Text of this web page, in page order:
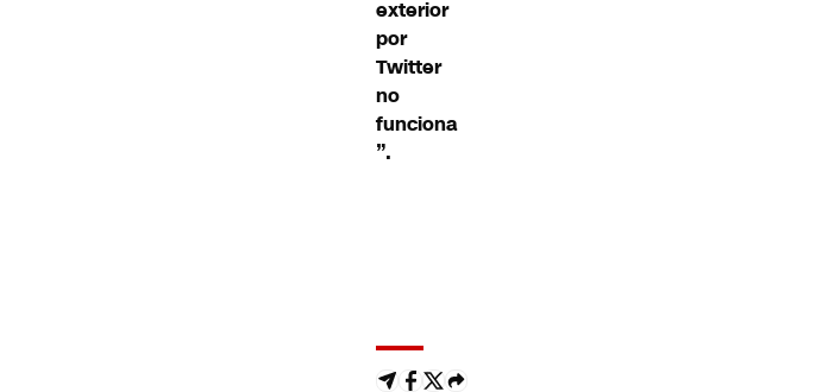
exterior
por
Twitter
no
funciona
”.